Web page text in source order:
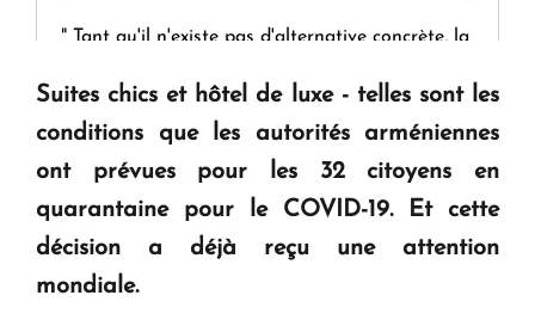
" Tant qu'il n'existe pas d'alternative concrète, la
KASA : 30 ans d'audace, de résilience et d'avenir
en Arménie
Le premier hôtel Hyatt Regency d'Arménie
ouvrira ses portes à Dilijan
Suites chics et hôtel de luxe - telles sont les
conditions que les autorités arméniennes
ont prévues pour les 32 citoyens en
quarantaine pour le COVID-19. Et cette
décision a déjà reçu une attention
mondiale.